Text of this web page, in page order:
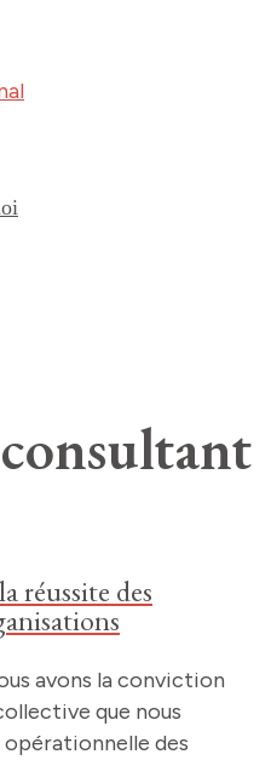
réussite des
avons la conviction
que nous
des